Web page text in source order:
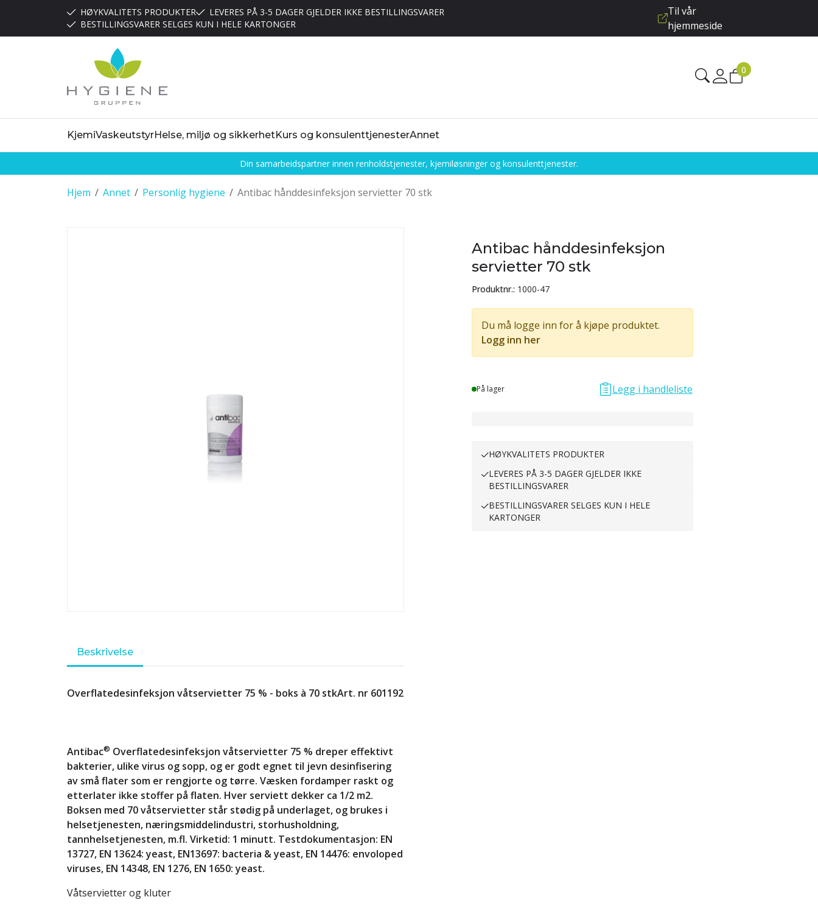
HØYKVALITETS PRODUKTER
LEVERES PÅ 3-5 DAGER GJELDER IKKE BESTILLINGSVARER
BESTILLINGSVARER SELGES KUN I HELE KARTONGER
Til vår
hjemmeside
0
KjemiVaskeutstyrHelse, miljø og sikkerhetKurs og konsulenttjenesterAnnet
Din samarbeidspartner innen renholdstjenester, kjemiløsninger og konsulenttjenester.
/
Hjem /
Annet /
Personlig hygiene Antibac hånddesinfeksjon servietter 70 stk
Antibac hånddesinfeksjon
servietter 70 stk
Produktnr.: 1000-47
Du må logge inn for å kjøpe produktet.
Logg inn her
Lager
På lager Legg i handleliste
HØYKVALITETS PRODUKTER
LEVERES PÅ 3-5 DAGER GJELDER IKKE
BESTILLINGSVARER
BESTILLINGSVARER SELGES KUN I HELE
KARTONGER
Beskrivelse
Overflatedesinfeksjon våtservietter 75 % - boks à 70 stkArt. nr 601192
Antibac® Overflatedesinfeksjon våtservietter 75 % dreper effektivt
bakterier, ulike virus og sopp, og er godt egnet til jevn desinfisering
av små flater som er rengjorte og tørre. Væsken fordamper raskt og
etterlater ikke stoffer på flaten. Hver serviett dekker ca 1/2 m2.
Boksen med 70 våtservietter står stødig på underlaget, og brukes i
helsetjenesten, næringsmiddelindustri, storhusholdning,
tannhelsetjenesten, m.fl. Virketid: 1 minutt. Testdokumentasjon: EN
13727, EN 13624: yeast, EN13697: bacteria & yeast, EN 14476: envoloped
viruses, EN 14348, EN 1276, EN 1650: yeast.
Våtservietter og kluter